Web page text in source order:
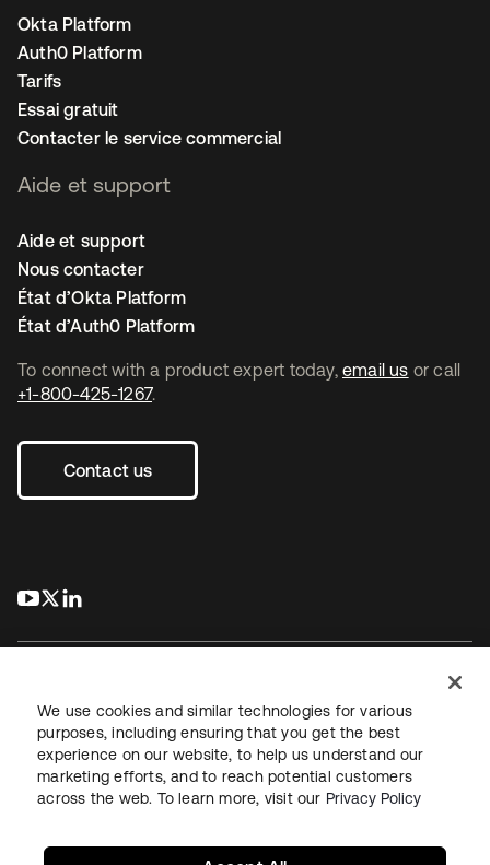
To connect with a product expert today, email us or call
+1-800-425-1267.
Contact us
s’ouvre dans un nouvel onglet
s’ouvre dans un nouvel onglet
Okta Platform
Auth0 Platform
Tarifs
Essai gratuit
Contacter le service commercial
Aide et support
Aide et support
Nous contacter
État d’Okta Platform
État d’Auth0 Platform
JuridiquePolitique de confidentialité
Conditions d’utilisation du siteSécuritéPlan du site
Paramètres des cookies
We use cookies and similar technologies for various
purposes, including ensuring that you get the best
experience on our website, to help us understand our
marketing efforts, and to reach potential customers
across the web. To learn more, visit our Privacy Policy